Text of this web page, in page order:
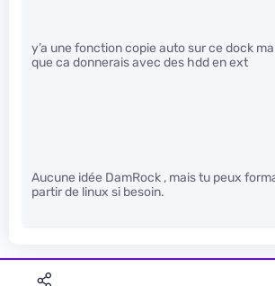
y’a une fonction copie auto sur ce dock
que ca donnerais avec des hdd en ext
Aucune idée DamRock , mais tu peux
partir de linux si besoin.